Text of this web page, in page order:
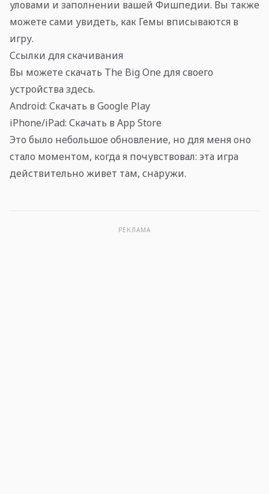
уловами и заполнении вашей Фишпедии. Вы также
можете сами увидеть, как Гемы вписываются в
игру.
Ссылки для скачивания
Вы можете скачать The Big One для своего
устройства здесь.
Android: Скачать в Google Play
iPhone/iPad: Скачать в App Store
Это было небольшое обновление, но для меня оно
стало моментом, когда я почувствовал: эта игра
действительно живет там, снаружи.
РЕКЛАМА